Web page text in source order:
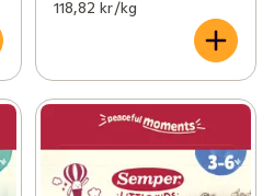
118,82 kr /kg